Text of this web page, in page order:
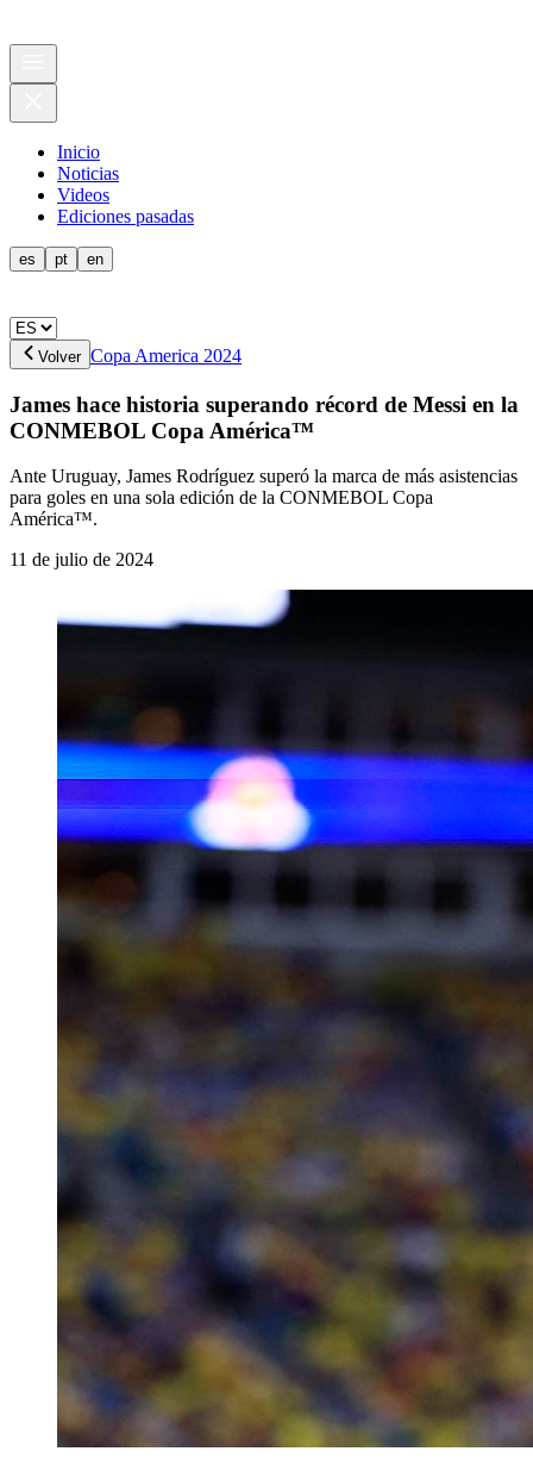
Inicio
Noticias
Videos
Ediciones pasadas
es pt en
Volver Copa America 2024
James hace historia superando récord de Messi en la
CONMEBOL Copa América™
Ante Uruguay, James Rodríguez superó la marca de más asistencias
para goles en una sola edición de la CONMEBOL Copa
América™.
11 de julio de 2024